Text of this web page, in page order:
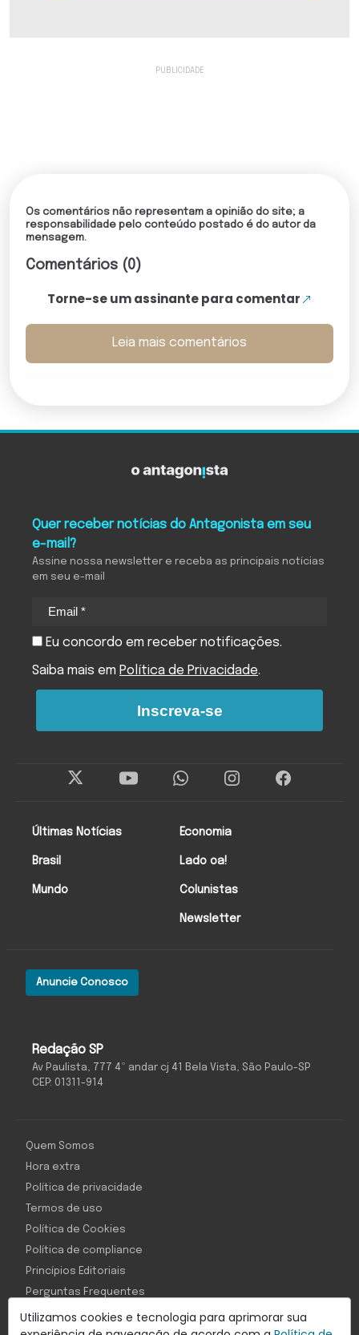
Os comentários não representam a opinião do site; a
responsabilidade pelo conteúdo postado é do autor da
mensagem.
Comentários (0)
Torne-se um assinante para comentar
Leia mais comentários
Utilizamos cookies e tecnologia para aprimorar sua
Redação SP
Av Paulista, 777 4º andar cj 41 Bela Vista, São Paulo-SP
CEP: 01311-914
Anuncie Conosco
Últimas Notícias
Brasil
Mundo
Economia
Lado oa!
Colunistas
Newsletter
Quer receber notícias do Antagonista em seu
e-mail?
Assine nossa newsletter e receba as principais notícias
em seu e-mail
Eu concordo em receber notificações.
Saiba mais em Política de Privacidade.
Inscreva-se
Quem Somos
Hora extra
Política de privacidade
Termos de uso
Política de Cookies
Política de compliance
Princípios Editoriais
Perguntas Frequentes